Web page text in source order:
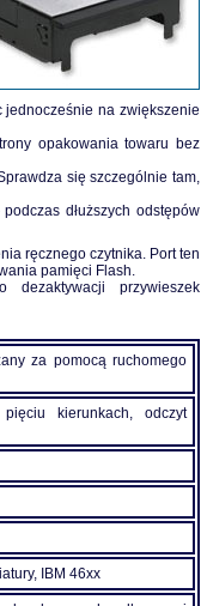
jednocześnie na zwiększenie
opakowania towaru bez
się szczególnie tam,
dłuższych odstępów
ręcznego czytnika. Port ten
pamięci Flash.
przywieszek
za pomocą ruchomego
kierunkach, odczyt
IBM 46xx